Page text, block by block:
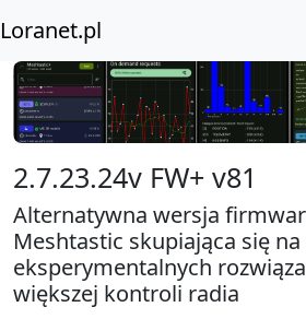
Loranet.pl
2.7.23.24v FW+ v81
Alternatywna wersja
Meshtastic skupiająca się
eksperymentalnych
większej kontroli radia